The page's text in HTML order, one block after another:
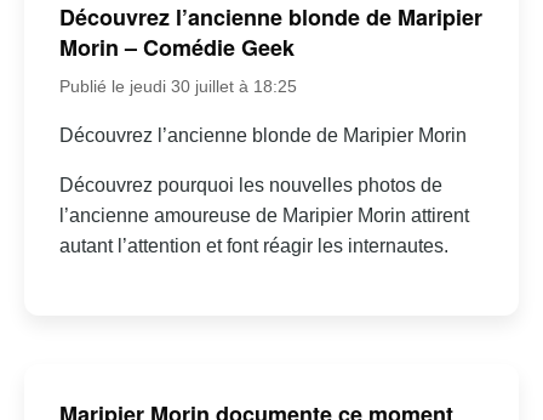
Découvrez l’ancienne blonde de Maripier
Morin – Comédie Geek
Publié le jeudi 30 juillet à 18:25
Découvrez l’ancienne blonde de Maripier Morin
Découvrez pourquoi les nouvelles photos de
l’ancienne amoureuse de Maripier Morin attirent
autant l’attention et font réagir les internautes.
Maripier Morin documente ce moment